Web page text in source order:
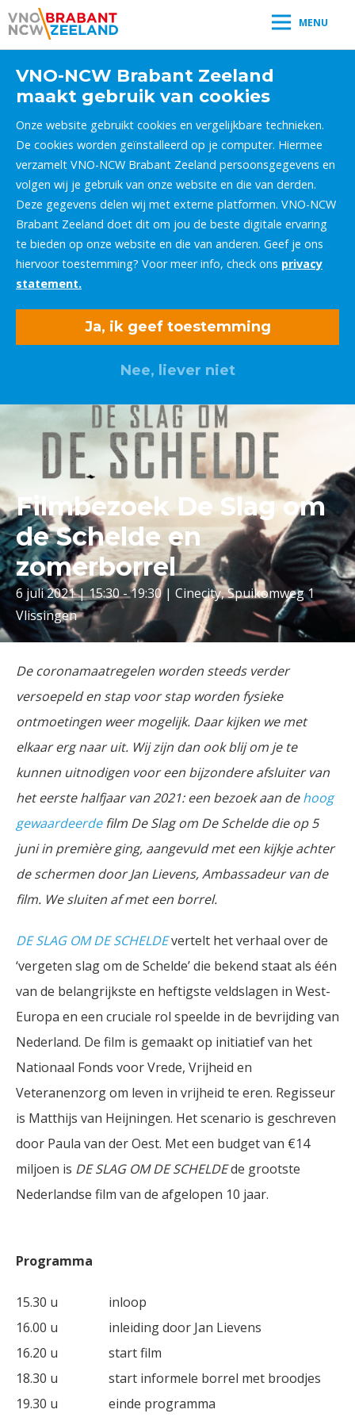
MENU
VNO-NCW Brabant Zeeland
maakt gebruik van cookies
Onze website gebruikt cookies en vergelijkbare technieken.
De cookies worden geïnstalleerd op je computer. Hiermee
verzamelt VNO-NCW Brabant Zeeland persoonsgegevens en
volgen wij je gebruik van onze website en die van derden.
Deze gegevens delen wij met externe platformen. VNO-NCW
Brabant Zeeland doet dit om jou de beste digitale ervaring
te bieden op onze website en die van anderen. Geef je ons
hiervoor toestemming? Voor meer info, check ons privacy
statement.
Ja, ik geef toestemming
Nee, liever niet
Filmbezoek De Slag om
de Schelde en
zomerborrel
6 juli 2021 | 15:30 - 19:30 | Cinecity, Spuikomweg 1
Vlissingen
De coronamaatregelen worden steeds verder
versoepeld en stap voor stap worden fysieke
ontmoetingen weer mogelijk. Daar kijken we met
elkaar erg naar uit. Wij zijn dan ook blij om je te
kunnen uitnodigen voor een bijzondere afsluiter van
het eerste halfjaar van 2021: een bezoek aan dehoog
gewaardeerdefilm De Slag om De Schelde die op 5
juni in première ging, aangevuld met een kijkje achter
de schermen door Jan Lievens, Ambassadeur van de
film. We sluiten af met een borrel.
DE SLAG OM DE SCHELDEvertelt het verhaal over de
‘vergeten slag om de Schelde’ die bekend staat als één
van de belangrijkste en heftigste veldslagen in West-
Europa en een cruciale rol speelde in de bevrijding van
Nederland. De film is gemaakt op initiatief van het
Nationaal Fonds voor Vrede, Vrijheid en
Veteranenzorg om leven in vrijheid te eren. Regisseur
is Matthijs van Heijningen. Het scenario is geschreven
door Paula van der Oest. Met een budget van €14
miljoen is DE SLAG OM DE SCHELDEde grootste
Nederlandse film van de afgelopen 10 jaar.
Programma
15.30 u inloop
16.00 u inleiding door Jan Lievens
16.20 u start film
18.30 u start informele borrel met broodjes
19.30 u einde programma